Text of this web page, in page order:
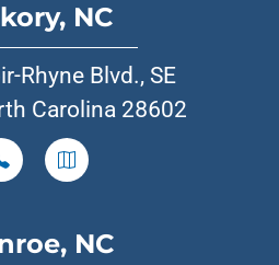
NC
Rhyne Blvd., SE
Carolina 28602
NC